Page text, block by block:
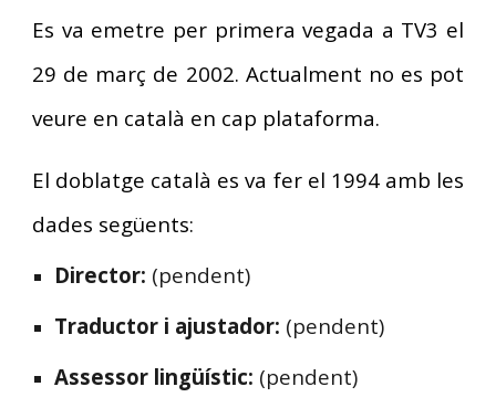
Es va emetre per primera vegada a TV3 el
29 de març de 2002. Actualment no es pot
veure en català en cap plataforma.
El doblatge català es va fer el 1994 amb les
dades següents:
Director: (pendent)
Traductor i ajustador: (pendent)
Assessor lingüístic: (pendent)